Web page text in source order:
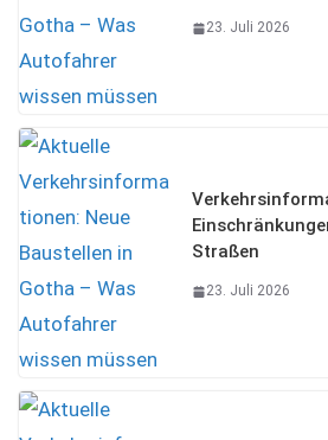
23. Juli 2026
Straßen
23. Juli 2026